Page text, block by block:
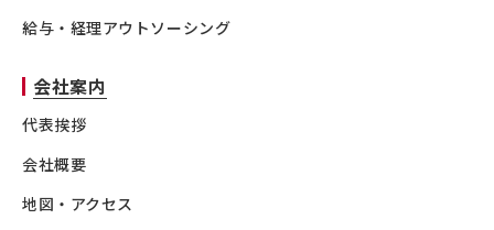
給与・経理アウトソーシング
会社案内
代表挨拶
会社概要
地図・アクセス